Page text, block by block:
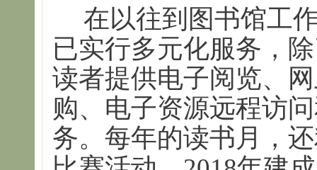
在以往到图书馆工
已实行多元化服务，
读者提供电子阅览、
购、电子资源远程访
务。每年的读书月，